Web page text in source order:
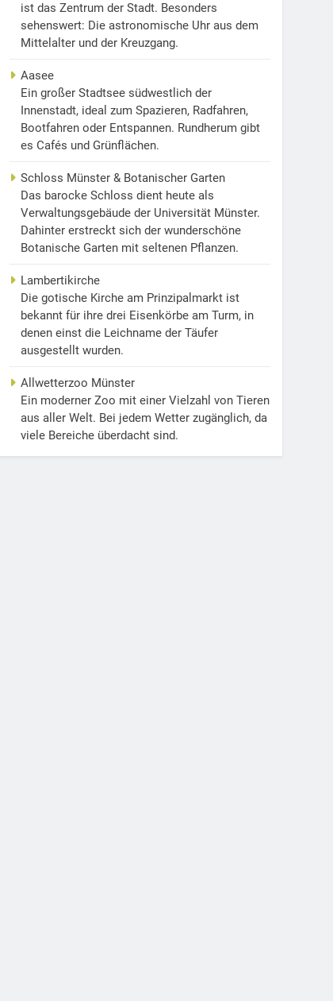
ist das Zentrum der Stadt. Besonders
sehenswert: Die astronomische Uhr aus dem
Mittelalter und der Kreuzgang.
Aasee
Ein großer Stadtsee südwestlich der
Innenstadt, ideal zum Spazieren, Radfahren,
Bootfahren oder Entspannen. Rundherum gibt
es Cafés und Grünflächen.
Schloss Münster & Botanischer Garten
Das barocke Schloss dient heute als
Verwaltungsgebäude der Universität Münster.
Dahinter erstreckt sich der wunderschöne
Botanische Garten mit seltenen Pflanzen.
Lambertikirche
Die gotische Kirche am Prinzipalmarkt ist
bekannt für ihre drei Eisenkörbe am Turm, in
denen einst die Leichname der Täufer
ausgestellt wurden.
Allwetterzoo Münster
Ein moderner Zoo mit einer Vielzahl von Tieren
aus aller Welt. Bei jedem Wetter zugänglich, da
viele Bereiche überdacht sind.